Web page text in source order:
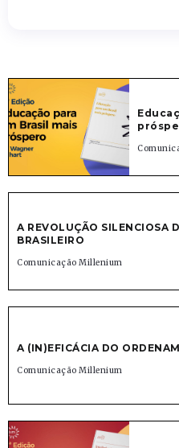
A REVOLUÇÃO SILENCIOSA
BRASILEIRO
Comunicação Millenium
A (IN)EFICÁCIA DO
Comunicação Millenium